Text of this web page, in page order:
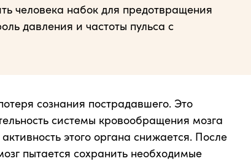
человека набок для предотвращения
давления и частоты пульса с
сознания пострадавшего. Это
системы кровообращения мозга
этого органа снижается. После
пытается сохранить необходимые